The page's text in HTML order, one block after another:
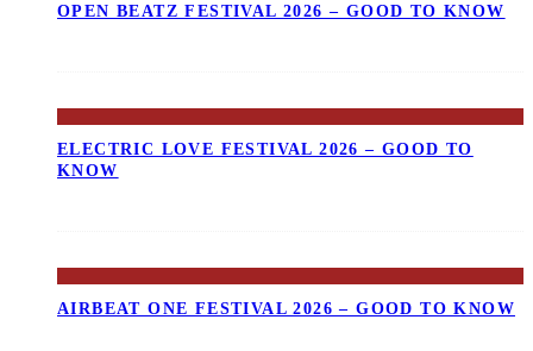
OPEN BEATZ FESTIVAL 2026 – GOOD TO KNOW
ELECTRIC LOVE FESTIVAL 2026 – GOOD TO
KNOW
AIRBEAT ONE FESTIVAL 2026 – GOOD TO KNOW